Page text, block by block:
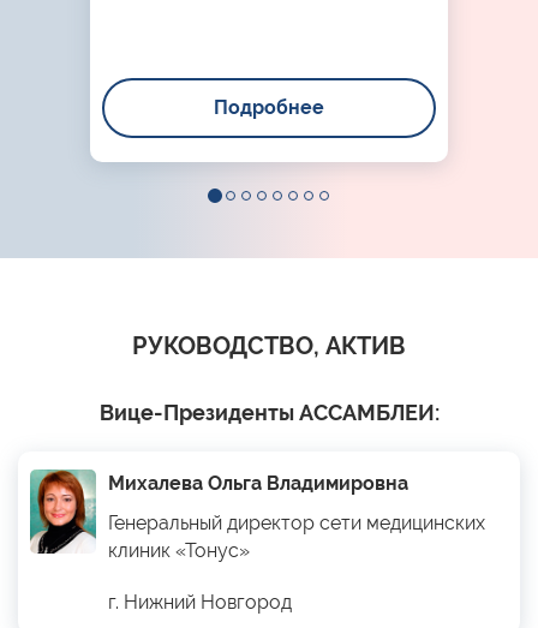
Подробнее
РУКОВОДСТВО, АКТИВ
Вице-Президенты АССАМБЛЕИ:
Михалева Ольга Владимировна
Генеральный директор сети медицинских
клиник «Тонус»
г. Нижний Новгород